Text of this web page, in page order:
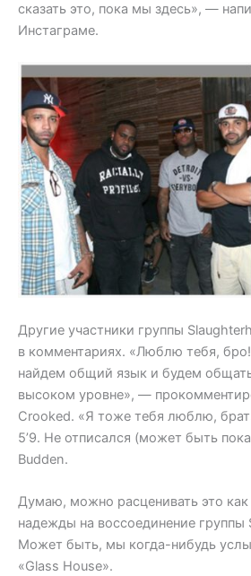
сказать это, пока мы здесь», —
Инстаграме.
Другие участники группы
в комментариях. «Люблю тебя,
найдем общий язык и будем
высоком уровне», —
Crooked. «Я тоже тебя люблю,
5’9. Не отписался (может быть
Budden.
Думаю, можно расценивать это как
надежды на воссоединение группы
Может быть, мы когда-нибудь
«Glass House».